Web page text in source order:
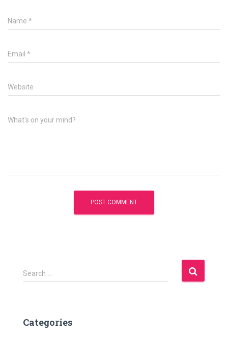
Name *
Email *
Website
What's on your mind?
S
e
h
Search …
Categories